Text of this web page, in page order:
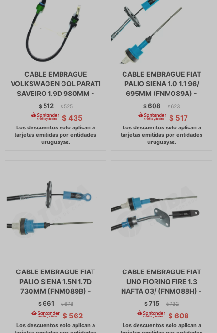
CABLE EMBRAGUE
VOLKSWAGEN GOL PARATI
SAVEIRO 1.9D 980MM -
$ 512 $ 525
$ 435
CABLE EMBRAGUE FIAT
PALIO SIENA 1.0 1.1 96/
695MM (FNM089A) -
$608 $ 623
$ 517
CABLE EMBRAGUE FIAT
PALIO SIENA 1.5N 1.7D
730MM (FNM089B) -
$661 $ 678
$ 562
CABLE EMBRAGUE FIAT
UNO FIORINO FIRE 1.3
NAFTA 03/ (FNM088H) -
$715 $ 732
$ 608